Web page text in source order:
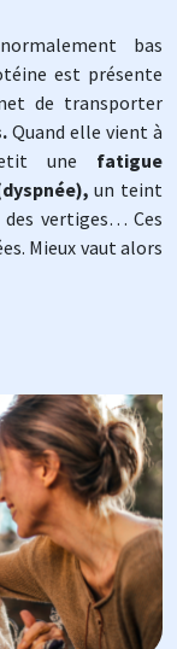
bas
est présente
de transporter
Quand elle vient à
une fatigue
un teint
vertiges… Ces
Mieux vaut alors